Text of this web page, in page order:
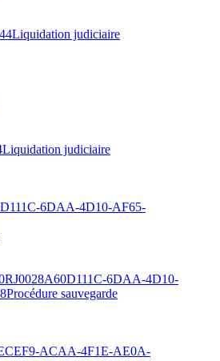
Liquidation judiciaire
Liquidation judiciaire
6DAA-4D10-AF65-
6DAA-4D10-
Procédure sauvegarde
ACAA-4F1E-AE0A-